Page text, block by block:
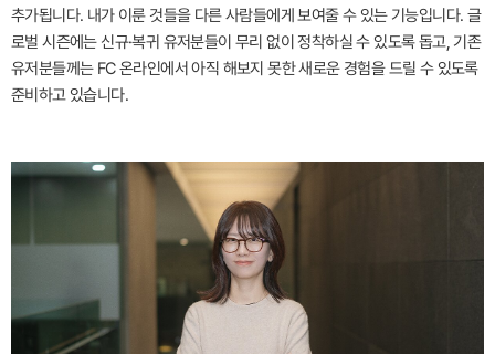
추가됩니다. 내가 이룬 것들을 다른 사람들에게 보여줄 수 있는 기능입니다. 글
로벌 시즌에는 신규·복귀 유저분들이 무리 없이 정착하실 수 있도록 돕고, 기존
유저분들께는 FC 온라인에서 아직 해보지 못한 새로운 경험을 드릴 수 있도록
준비하고 있습니다.